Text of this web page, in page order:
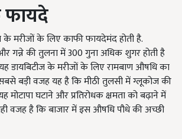
फायदे
के मरीजों के लिए काफी फायदेमंद होती है.
की तुलना में 300 गुना अधिक शुगर होती है
डायबिटीज के मरीजों के लिए रामबाण औषधि का
बड़ी वजह यह है कि मीठी तुलसी में ग्लूकोज की
यह मोटापा घटाने और प्रतिरोधक क्षमता को बढ़ाने में
वजह है कि बाजार में इस औषधि पौधे की अच्छी